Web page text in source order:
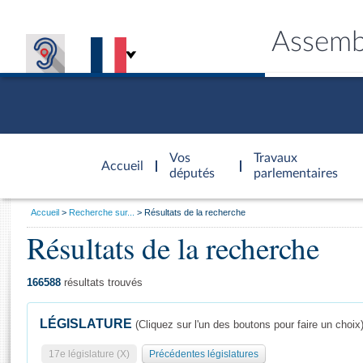
Accueil
d'accueil
Vos
députés
Travaux
parlementaires
Général
Vous
Accueil Recherche sur... Résultats de la recherche
Résultats de la recherche
166588 résultats trouvés
LÉGISLATURE (Cliquez sur l'un des boutons pour faire un choix)
17e législature (X) Précédentes législatures